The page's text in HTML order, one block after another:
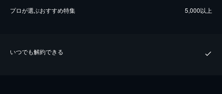
プロが選ぶおすすめ特集 5,000以上
いつでも解約できる